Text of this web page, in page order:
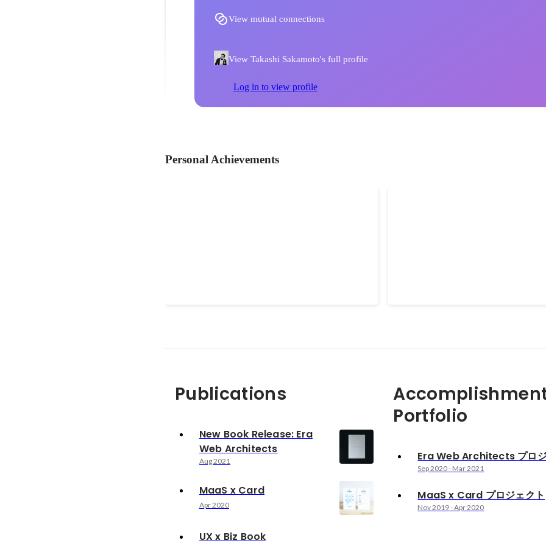
View mutual connections
View Takashi Sakamoto's full profile
Log in to view profile
Personal Achievements
Publications
New Book Release: Era
Web Architects
Aug 2021
MaaS x Card
Apr 2020
UX x Biz Book
Portfolio
Era Web Architects プロジ
Sep 2020- Mar 2021
MaaS x Card プロジェクト
Nov 2019-Apr 2020